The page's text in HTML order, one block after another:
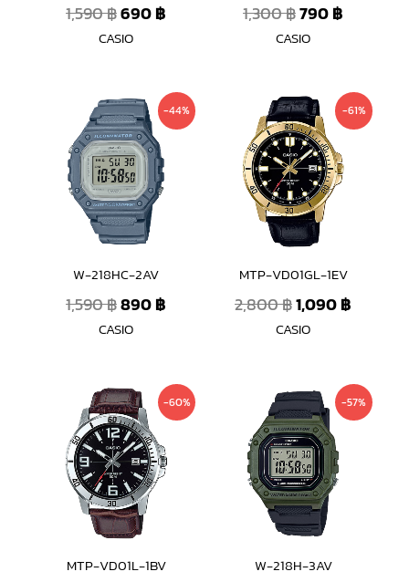
1,590฿690฿
CASIO
1,300฿790฿
CASIO
-44%
W-218HC-2AV
1,590฿
Original
price
was:
1,590 ฿.
890฿
Current
price
CASIO
-61%
MTP-VD01GL-1EV
2,800฿
Original
price
was:
2,800 ฿.
1,090฿
Current
price
CASIO
-60%
MTP-VD01L-1BV
Original
price
was:
2,500 ฿.
Current
price
-57%
W-218H-3AV
Original
price
was:
1,590 ฿.
Current
price